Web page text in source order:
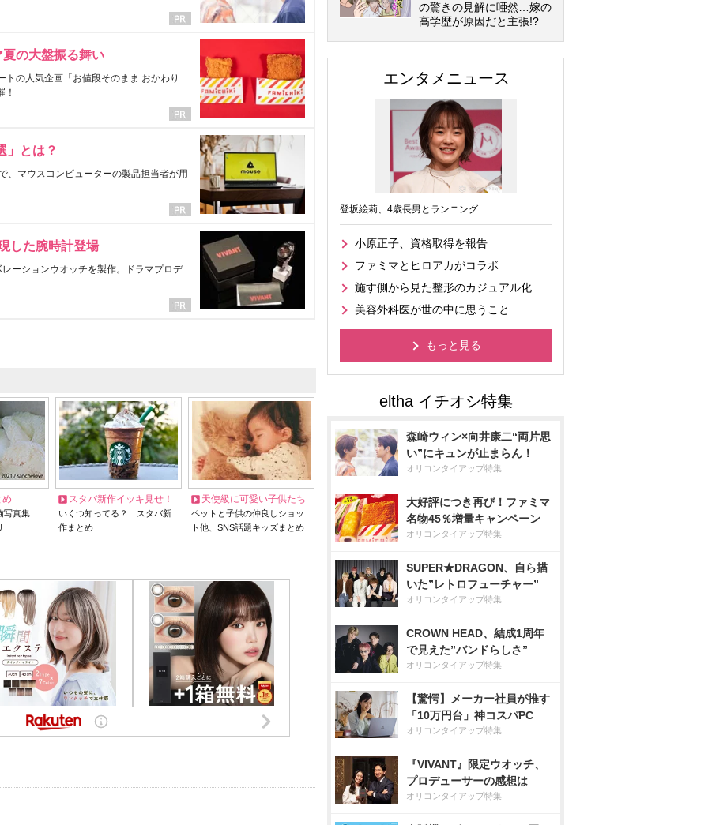
の大盤振る舞い
の人気企画「お値段そのまま おかわり
！
」とは？
、マウスコンピューターの製品担当者が用
した腕時計登場
ーションウオッチを製作。ドラマプロデ
め
写真集…
スタバ新作イッキ見せ！
いくつ知ってる？ スタバ新
作まとめ
天使級に可愛い子供たち
ペットと子供の仲良しショッ
ト他、SNS話題キッズまとめ
の驚きの見解に唖然…嫁の
高学歴が原因だと主張!?
エンタメニュース
登坂絵莉、4歳長男とランニング
小原正子、資格取得を報告
ファミマとヒロアカがコラボ
施す側から見た整形のカジュアル化
美容外科医が世の中に思うこと
もっと見る
森崎ウィン×向井康二“両片思
い”にキュンが止まらん！
オリコンタイアップ特集
大好評につき再び！ファミマ
名物45％増量キャンペーン
オリコンタイアップ特集
SUPER★DRAGON、自ら描
いた”レトロフューチャー”
オリコンタイアップ特集
CROWN HEAD、結成1周年
で見えた”バンドらしさ”
オリコンタイアップ特集
【驚愕】メーカー社員が推す
「10万円台」神コスパPC
オリコンタイアップ特集
『VIVANT』限定ウオッチ、
プロデューサーの感想は
オリコンタイアップ特集